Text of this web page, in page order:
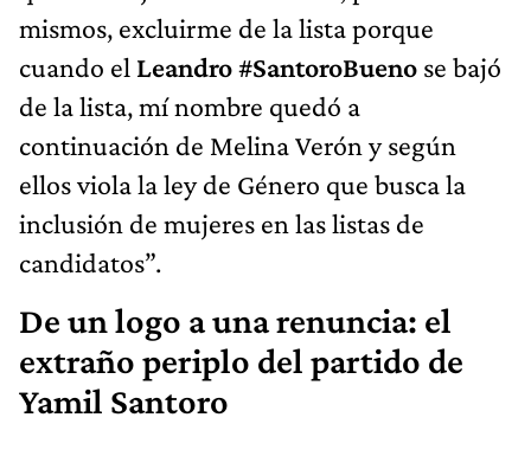
mismos, excluirme de la lista porque
cuando el Leandro #SantoroBueno se bajó
de la lista, mí nombre quedó a
continuación de Melina Verón y según
ellos viola la ley de Género que busca la
inclusión de mujeres en las listas de
candidatos”.
De un logo a una renuncia: el
extraño periplo del partido de
Yamil Santoro